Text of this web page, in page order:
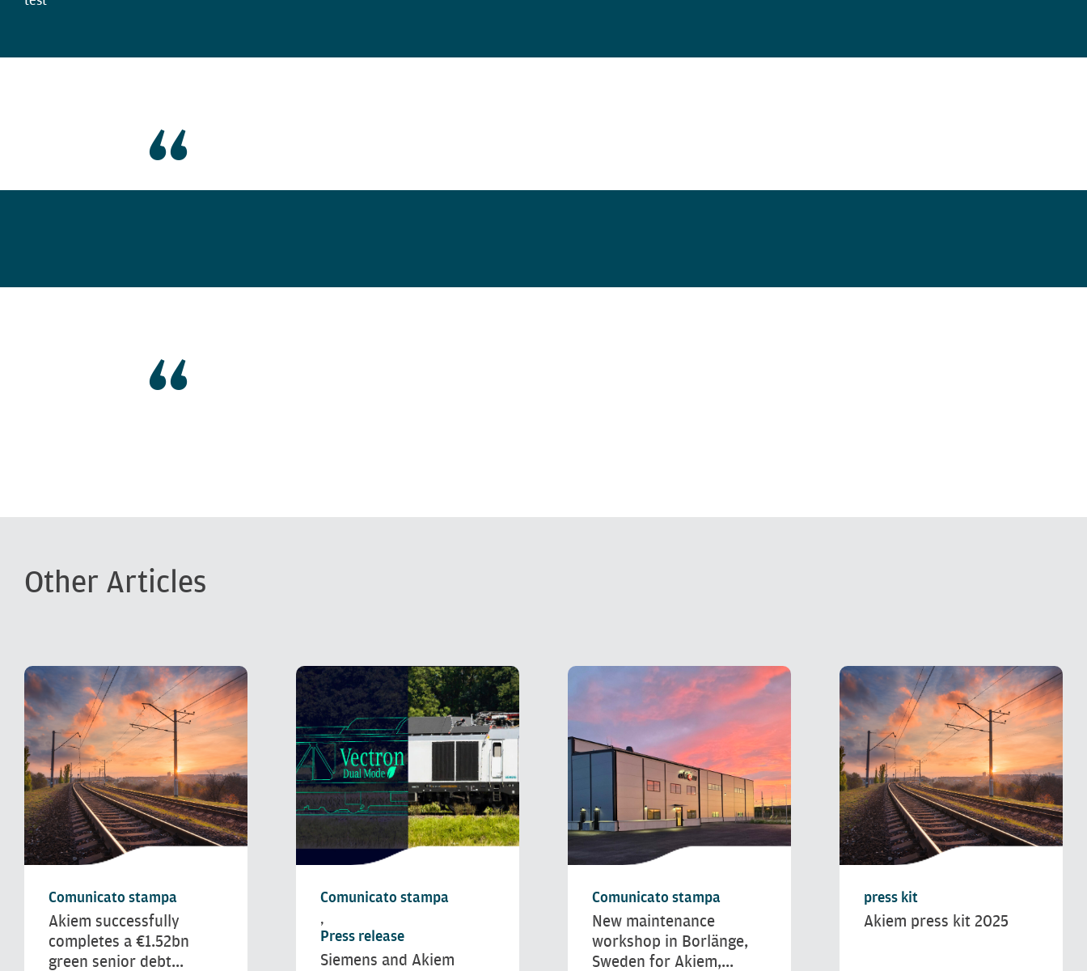
Other Articles
Comunicato stampa
Akiem successfully
completes a €1.52bn
green senior debt...
Comunicato stampa
,
Press release
Siemens and Akiem
Comunicato stampa
New maintenance
workshop in Borlänge,
Sweden for Akiem,...
press kit
Akiem press kit 2025